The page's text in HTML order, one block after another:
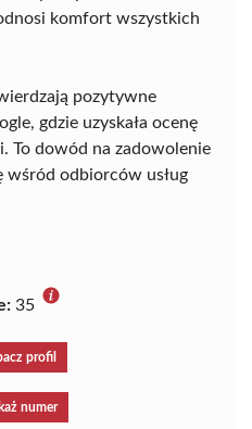
komfort wszystkich
pozytywne
gdzie uzyskała ocenę
To dowód na zadowolenie
odbiorców usług
35
profil
numer